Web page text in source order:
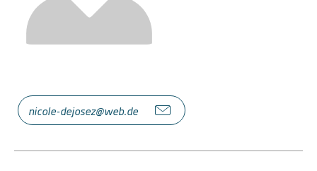
nicole-dejosez@web.de